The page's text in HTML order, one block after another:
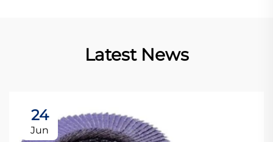
Latest News
24
Jun